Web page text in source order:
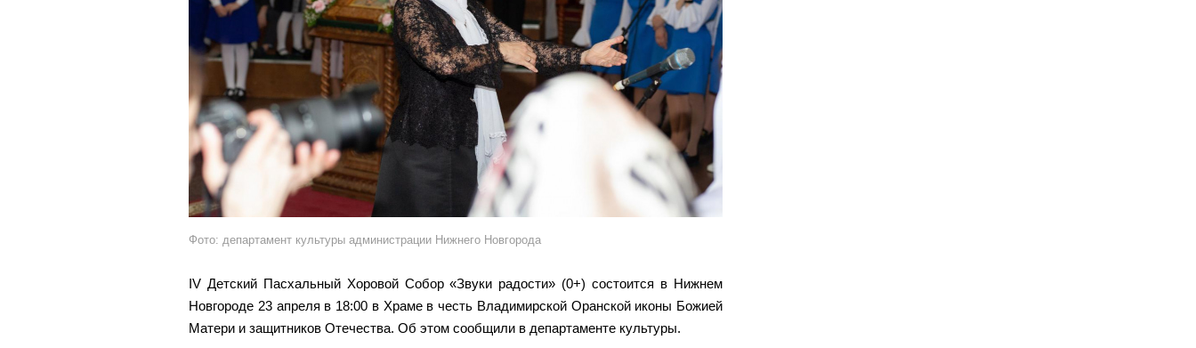
Фото: департамент культуры администрации Нижнего Новгорода
IV Детский Пасхальный Хоровой Собор «Звуки радости» (0+) состоится в Нижнем
Новгороде 23 апреля в 18:00 в Храме в честь Владимирской Оранской иконы Божией
Матери и защитников Отечества. Об этом сообщили в департаменте культуры.